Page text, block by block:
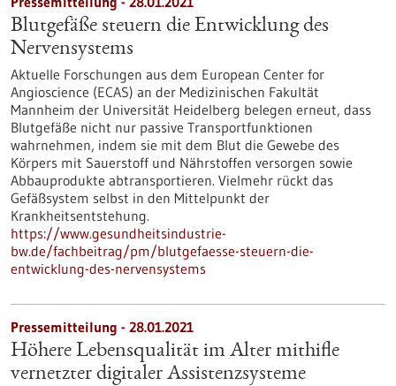
Blutgefäße steuern die Entwicklung des
Nervensystems
Aktuelle Forschungen aus dem European Center for
Angioscience (ECAS) an der Medizinischen Fakultät
Mannheim der Universität Heidelberg belegen erneut, dass
Blutgefäße nicht nur passive Transportfunktionen
wahrnehmen, indem sie mit dem Blut die Gewebe des
Körpers mit Sauerstoff und Nährstoffen versorgen sowie
Abbauprodukte abtransportieren. Vielmehr rückt das
Gefäßsystem selbst in den Mittelpunkt der
Krankheitsentstehung.
https://www.gesundheitsindustrie-
bw.de/fachbeitrag/pm/blutgefaesse-steuern-die-
entwicklung-des-nervensystems
Pressemitteilung - 28.01.2021
Höhere Lebensqualität im Alter mithifle
vernetzter digitaler Assistenzsysteme